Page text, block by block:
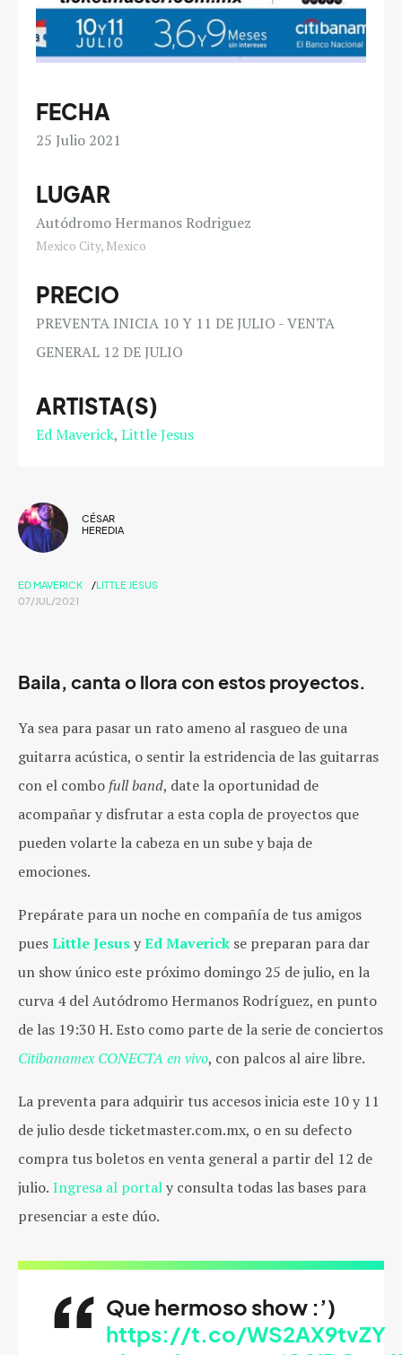
FECHA
25 Julio 2021
LUGAR
Autódromo Hermanos Rodriguez
Mexico City, Mexico
PRECIO
PREVENTA INICIA 10 Y 11 DE JULIO - VENTA
GENERAL 12 DE JULIO
ARTISTA(S)
Ed Maverick Little Jesus
CÉSAR
HEREDIA
ED MAVERICK
LITTLE JESUS
07/JUL/2021
Baila, canta o llora con estos proyectos.
Ya sea para pasar un rato ameno al rasgueo de una
guitarra acústica, o sentir la estridencia de las guitarras
con el combo full band, date la oportunidad de
acompañar y disfrutar a esta copla de proyectos que
pueden volarte la cabeza en un sube y baja de
emociones.
Prepárate para un noche en compañía de tus amigos
puesLittle JesusyEd Maverick se preparan para dar
un show único este próximo domingo 25 de julio, en la
curva 4 del Autódromo Hermanos Rodríguez, en punto
de las 19:30 H. Esto como parte de la serie de conciertos
Citibanamex CONECTA en vivo, con palcos al aire libre.
La preventa para adquirir tus accesos inicia este 10 y 11
de julio desde ticketmaster.com.mx, o en su defecto
compra tus boletos en venta general a partir del 12 de
julio. Ingresa al portaly consulta todas las bases para
presenciar a este dúo.
Que hermoso show :’)
https://t.co/WS2AX9tvZY